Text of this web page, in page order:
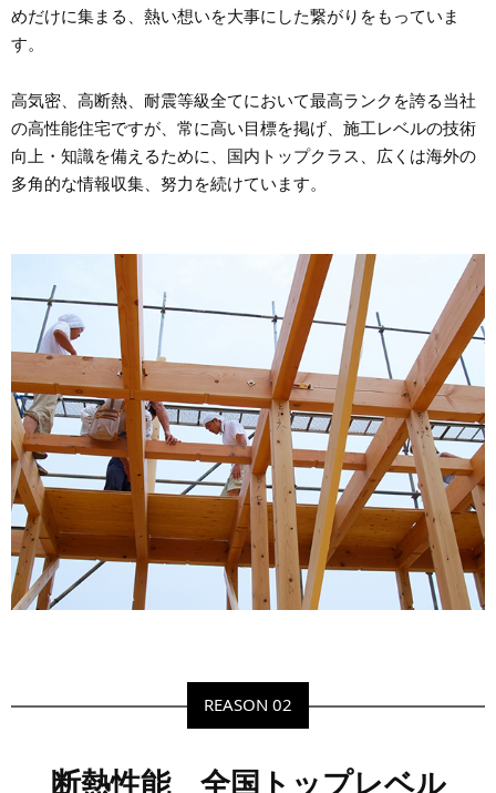
めだけに集まる、熱い想いを大事にした繋がりをもっていま
す。
高気密、高断熱、耐震等級全てにおいて最高ランクを誇る当社
の高性能住宅ですが、常に高い目標を掲げ、施工レベルの技術
向上・知識を備えるために、国内トップクラス、広くは海外の
多角的な情報収集、努力を続けています。
REASON 02
断熱性能 全国トップレベル